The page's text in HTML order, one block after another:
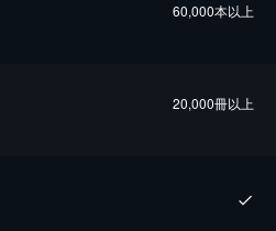
60,000本以上
20,000冊以上